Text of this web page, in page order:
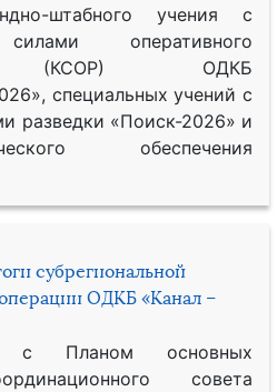
штабного учения с
оперативного
(КСОР) ОДКБ
специальных учений с
разведки «Поиск-2026» и
обеспечения
субрегиональной
ОДКБ «Канал –
с Планом основных
совета